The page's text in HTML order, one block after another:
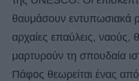
θαυμάσουν εντυπωσιακά
αρχαίες επαύλεις, ναούς,
μαρτυρούν τη σπουδαία
Πάφος θεωρείται ένας